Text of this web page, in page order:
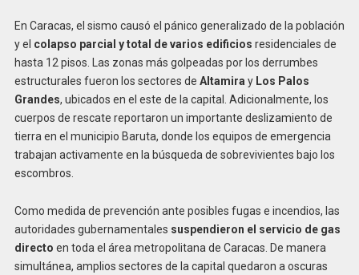
En Caracas, el sismo causó el pánico generalizado de la población
y el colapso parcial y total de varios edificios residenciales de
hasta 12 pisos. Las zonas más golpeadas por los derrumbes
estructurales fueron los sectores de Altamira y Los Palos
Grandes, ubicados en el este de la capital. Adicionalmente, los
cuerpos de rescate reportaron un importante deslizamiento de
tierra en el municipio Baruta, donde los equipos de emergencia
trabajan activamente en la búsqueda de sobrevivientes bajo los
escombros.
Como medida de prevención ante posibles fugas e incendios, las
autoridades gubernamentales suspendieron el servicio de gas
directo en toda el área metropolitana de Caracas. De manera
simultánea, amplios sectores de la capital quedaron a oscuras